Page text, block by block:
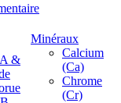
&
Minéraux
Calcium
(Ca)
Chrome
(Cr)